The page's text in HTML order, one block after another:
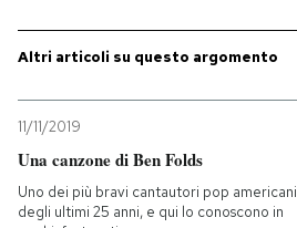
Altri articoli su questo argomento
11/11/2019
Una canzone di Ben Folds
Uno dei più bravi cantautori pop americani
degli ultimi 25 anni, e qui lo conoscono in